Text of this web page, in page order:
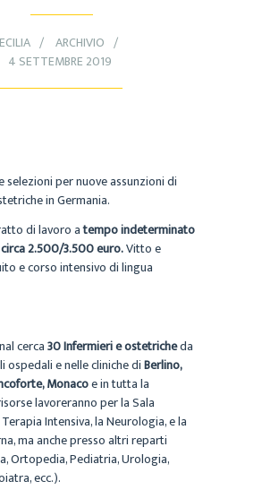
ARCHIVIO
4 SETTEMBRE 2019
selezioni per nuove assunzioni di
in Germania.
di lavoro atempo indeterminato
2.500/3.500 euro.Vitto e
e corso intensivo di lingua
cerca30 Infermieri e ostetricheda
ospedali e nelle cliniche diBerlino,
Monacoe in tutta la
lavoreranno per la Sala
Intensiva, la Neurologia, e la
ma anche presso altri reparti
Ortopedia, Pediatria, Urologia,
ecc.).